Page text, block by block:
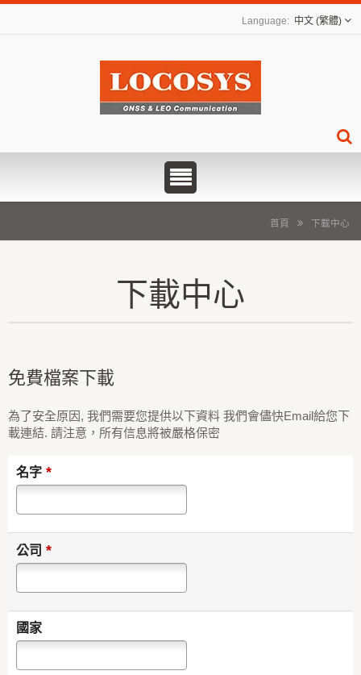
中文 (繁體)
首頁 下載中心
下載中心
免費檔案下載
為了安全原因, 我們需要您提供以下資料 我們會儘快Email給您下
載連結. 請注意，所有信息將被嚴格保密
名字 *
公司 *
國家